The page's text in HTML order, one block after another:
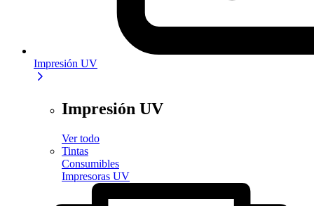
Impresión UV
Impresión UV
Ver todo
Tintas
Consumibles
Impresoras UV